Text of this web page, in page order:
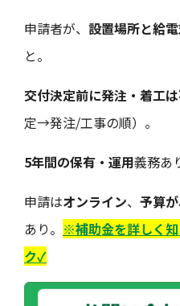
申請者が、 設置場所と給
と。
交付決定前に発注・着工
定→発注/工事の順）。
5年間の保有・運用義務あ
申請はオンライン、 予算
あり。 ※補助金を詳しく
ク✓